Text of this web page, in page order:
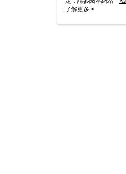
Cookie聲明使用cookie
了解更多 >